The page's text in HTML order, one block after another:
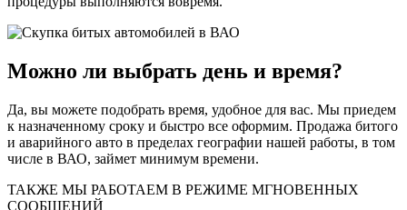
Можно ли выбрать день и время?
Да, вы можете подобрать время, удобное для вас. Мы приедем
к назначенному сроку и быстро все оформим. Продажа битого
и аварийного авто в пределах географии нашей работы, в том
числе в ВАО, займет минимум времени.
ТАКЖЕ МЫ РАБОТАЕМ В РЕЖИМЕ МГНОВЕННЫХ
СООБЩЕНИЙ